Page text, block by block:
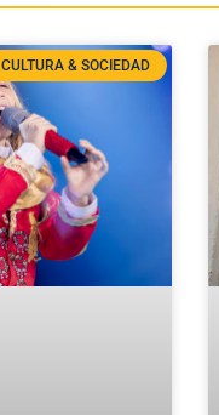
CULTURA & SOCIEDAD